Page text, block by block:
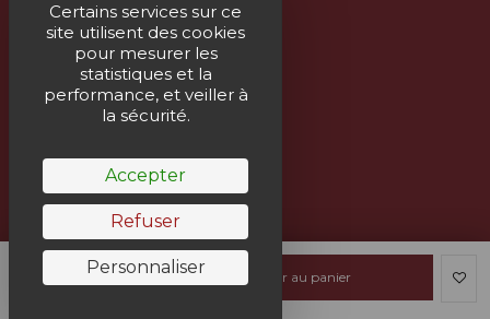
Certains services sur ce
site utilisent des cookies
pour mesurer les
statistiques et la
performance, et veiller à
la sécurité.
Accepter
Refuser
Personnaliser Ajouter au panier
À propos
Nous contacter
Bulletin